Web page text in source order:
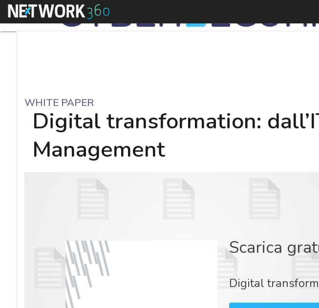
Menu
WHITE PAPER
Digital transformation:
Management
Scarica
Digital